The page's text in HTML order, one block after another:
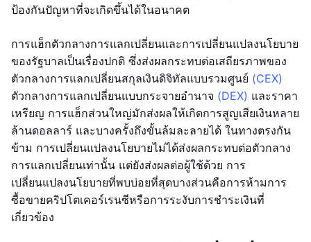
ป้องกันปัญหาที่จะเกิดขึ้นได้ในอนาคต
การแฮ็กตัวกลางการแลกเปลี่ยนและการเปลี่ยนแปลงนโยบาย
ของรัฐบาลเป็นเรื่องปกติ ซึ่งส่งผลกระทบต่อเสถียรภาพของ
ตัวกลางการแลกเปลี่ยนสกุลเงินดิจิทัลแบบรวมศูนย์ (CEX)
ตัวกลางการแลกเปลี่ยนแบบกระจายอำนาจ (DEX) และราคา
เหรียญ การแฮ็กส่วนใหญ่มักส่งผลให้เกิดการสูญเสียเงินหลาย
ล้านดอลลาร์ และบางครั้งถึงขั้นล้มละลายได้ ในทางตรงกัน
ข้าม การเปลี่ยนแปลงนโยบายไม่ได้ส่งผลกระทบต่อตัวกลาง
การแลกเปลี่ยนเท่านั้น แต่ยังส่งผลต่อผู้ใช้ด้วย การ
เปลี่ยนแปลงนโยบายที่พบบ่อยที่สุดบางส่วนคือการห้ามการ
ซื้อขายคริปโตเคอร์เรนซีหรือการระงับการชำระเงินที่
เกี่ยวข้อง